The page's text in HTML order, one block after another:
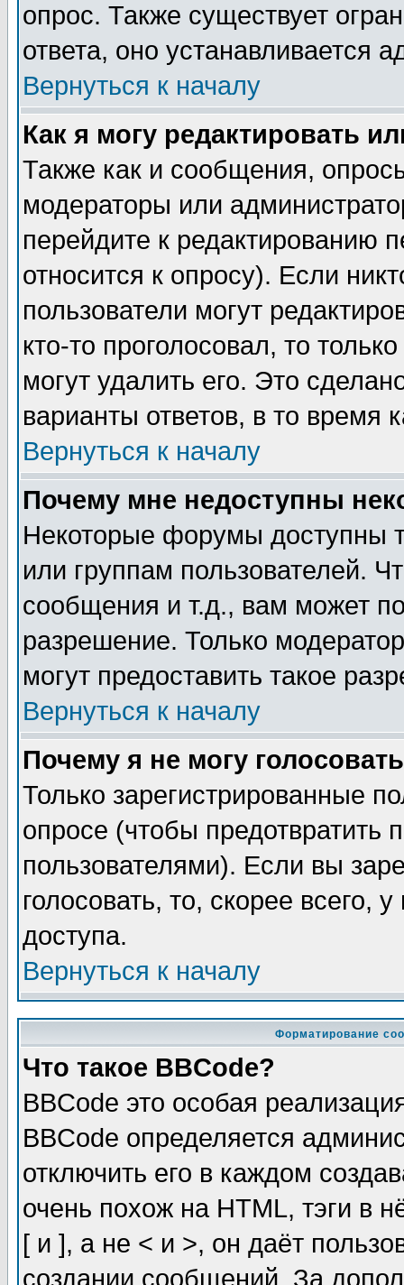
опрос. Также существует
ответа, оно устанавливается
Вернуться к началу
Как я могу редактировать
Также как и сообщения,
модераторы или
перейдите к редактированию
относится к опросу). Если
пользователи могут
кто-то проголосовал, то
могут удалить его. Это
варианты ответов, в то время
Вернуться к началу
Почему мне недоступны
Некоторые форумы доступны
или группам пользователей.
сообщения и т.д., вам может
разрешение. Только
могут предоставить такое
Вернуться к началу
Почему я не могу
Только зарегистрированные
опросе (чтобы предотвратить
пользователями). Если вы
голосовать, то, скорее всего,
доступа.
Вернуться к началу
Форматирование
Что такое BBCode?
BBCode это особая
BBCode определяется
отключить его в каждом
очень похож на HTML, тэги в
[ и ], а не < и >, он даёт
создании сообщений. За